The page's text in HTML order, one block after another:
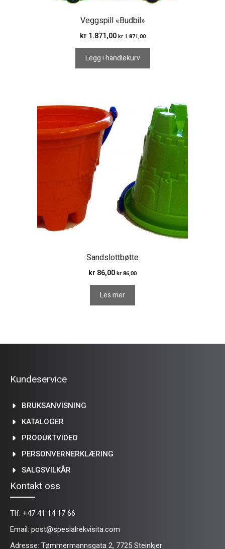
Veggspill «Budbil»
kr 1.871,00 kr1.871,00
Legg i handlekurv
Sandslottbøtte
kr 86,00 kr 86,00
Les mer
Kundeservice
BRUKSANVISNING
KATALOGER
PRODUKTVIDEO
PERSONVERNERKLÆRING
SALGSVILKÅR
Kontakt oss
Tlf: +47 41 14 17 66
Email: post@spesialrekvisita.com
Adresse: Tømmermannsgata 2, 7725 Steinkjer